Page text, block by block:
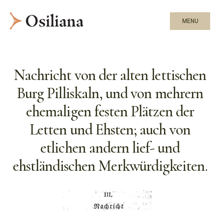
MENU
Nachricht von der alten lettischen
Burg Pilliskaln, und von mehrern
ehemaligen festen Plätzen der
Letten und Ehsten; auch von
etlichen andern lief- und
ehstländischen Merkwürdigkeiten.